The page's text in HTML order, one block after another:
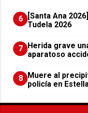
6
[Santa Ana
Tudela 2026
7 Herida grave
aparatoso
8 Muere al
policía en